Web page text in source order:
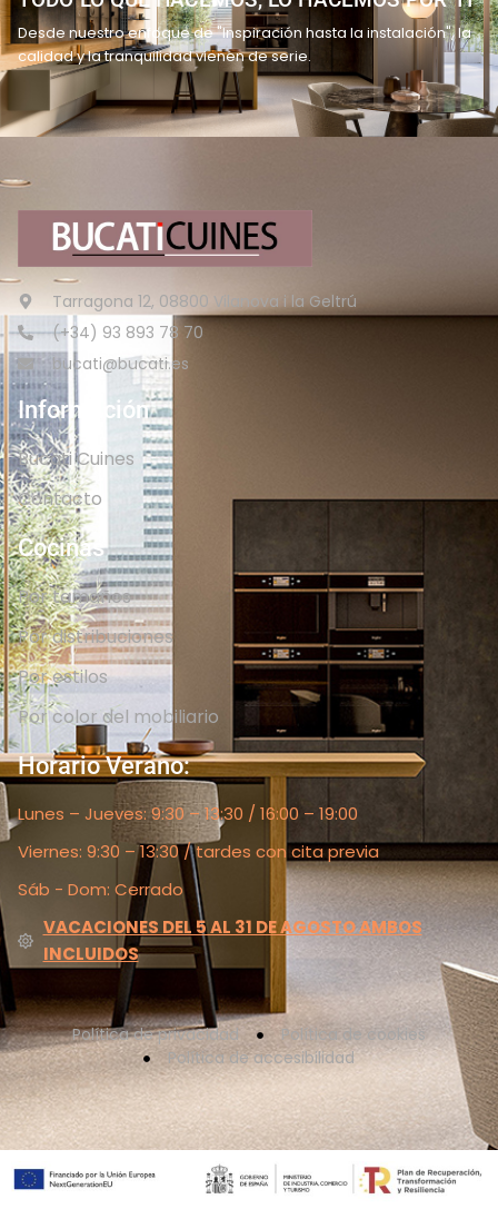
Desde nuestro enfoque de "Inspiración hasta la instalación", la
calidad y la tranquilidad vienen de serie.
Tarragona 12, 08800 Vilanova i la Geltrú
(+34) 93 893 78 70
bucati@bucati.es
Información
Bucati Cuines
Contacto
Cocinas
Por tamaños
Por distribuciones
Por estilos
Por color del mobiliario
Horario Verano:
Lunes – Jueves: 9:30 – 13:30 / 16:00 – 19:00
Viernes: 9:30 – 13:30 / tardes con cita previa
Sáb - Dom: Cerrado
VACACIONES DEL 5 AL 31 DE AGOSTO AMBOS
INCLUIDOS
Política de privacidad
Política de cookies
Política de accesibilidad